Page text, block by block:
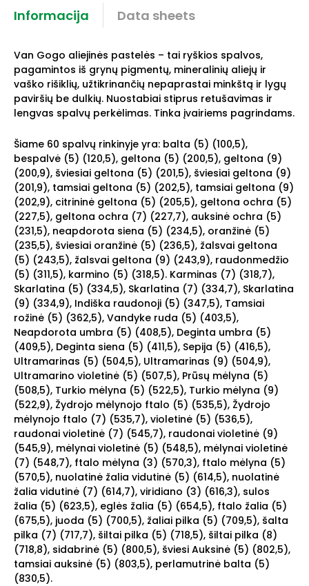
Informacija Data sheets
Van Gogo aliejinės pastelės – tai ryškios spalvos,
pagamintos iš grynų pigmentų, mineralinių aliejų ir
vaško rišiklių, užtikrinančių nepaprastai minkštą ir lygų
paviršių be dulkių. Nuostabiai stiprus retušavimas ir
lengvas spalvų perkėlimas. Tinka įvairiems pagrindams.
Šiame 60 spalvų rinkinyje yra: balta (5) (100,5),
bespalvė (5) (120,5), geltona (5) (200,5), geltona (9)
(200,9), šviesiai geltona (5) (201,5), šviesiai geltona (9)
(201,9), tamsiai geltona (5) (202,5), tamsiai geltona (9)
(202,9), citrininė geltona (5) (205,5), geltona ochra (5)
(227,5), geltona ochra (7) (227,7), auksinė ochra (5)
(231,5), neapdorota siena (5) (234,5), oranžinė (5)
(235,5), šviesiai oranžinė (5) (236,5), žalsvai geltona
(5) (243,5), žalsvai geltona (9) (243,9), raudonmedžio
(5) (311,5), karmino (5) (318,5). Karminas (7) (318,7),
Skarlatina (5) (334,5), Skarlatina (7) (334,7), Skarlatina
(9) (334,9), Indiška raudonoji (5) (347,5), Tamsiai
rožinė (5) (362,5), Vandyke ruda (5) (403,5),
Neapdorota umbra (5) (408,5), Deginta umbra (5)
(409,5), Deginta siena (5) (411,5), Sepija (5) (416,5),
Ultramarinas (5) (504,5), Ultramarinas (9) (504,9),
Ultramarino violetinė (5) (507,5), Prūsų mėlyna (5)
(508,5), Turkio mėlyna (5) (522,5), Turkio mėlyna (9)
(522,9), Žydrojo mėlynojo ftalo (5) (535,5), Žydrojo
mėlynojo ftalo (7) (535,7), violetinė (5) (536,5),
raudonai violetinė (7) (545,7), raudonai violetinė (9)
(545,9), mėlynai violetinė (5) (548,5), mėlynai violetinė
(7) (548,7), ftalo mėlyna (3) (570,3), ftalo mėlyna (5)
(570,5), nuolatinė žalia vidutinė (5) (614,5), nuolatinė
žalia vidutinė (7) (614,7), viridiano (3) (616,3), sulos
žalia (5) (623,5), eglės žalia (5) (654,5), ftalo žalia (5)
(675,5), juoda (5) (700,5), žaliai pilka (5) (709,5), šalta
pilka (7) (717,7), šiltai pilka (5) (718,5), šiltai pilka (8)
(718,8), sidabrinė (5) (800,5), šviesi Auksinė (5) (802,5),
tamsiai auksinė (5) (803,5), perlamutrinė balta (5)
(830,5).